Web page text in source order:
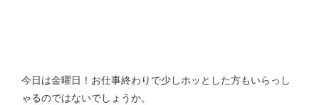
今日は金曜日！お仕事終わりで少しホッとした方もいらっし
ゃるのではないでしょうか。